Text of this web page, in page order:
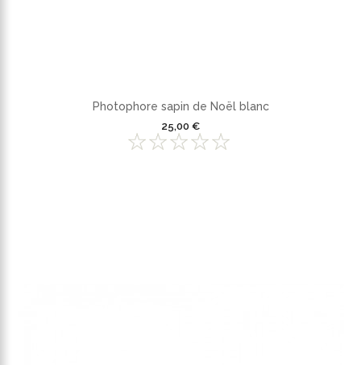
Photophore sapin de Noël blanc
25,00 €